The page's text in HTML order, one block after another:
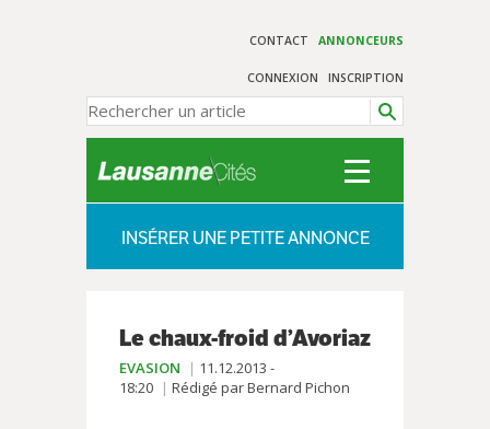
CONTACT ANNONCEURS
CONNEXION INSCRIPTION
INSÉRER UNE PETITE ANNONCE
Le chaux-froid d’Avoriaz
EVASION
11.12.2013 -
18:20
Rédigé par Bernard Pichon